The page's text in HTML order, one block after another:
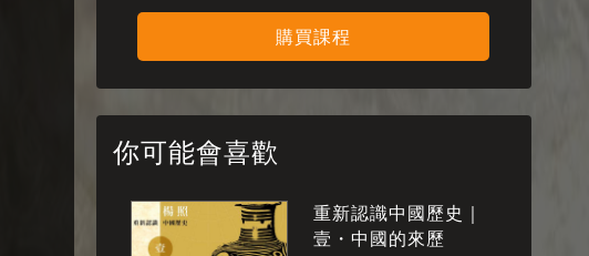
購買課程
你可能會喜歡
重新認識中國歷史｜
壹・中國的來歷